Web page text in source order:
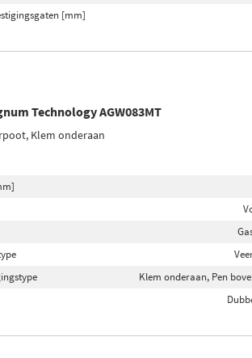
[mm]
Technology AGW083MT
Klem onderaan
Klem onderaan, Pen